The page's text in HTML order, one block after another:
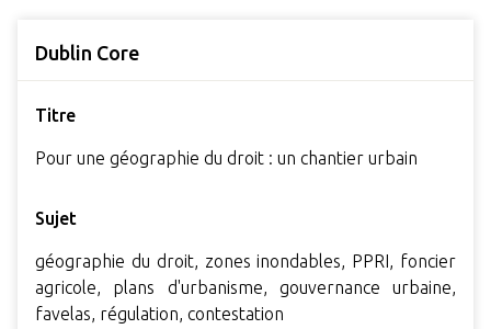
Dublin Core
Titre
Pour une géographie du droit : un chantier urbain
Sujet
géographie du droit, zones inondables, PPRI, foncier
agricole, plans d'urbanisme, gouvernance urbaine,
favelas, régulation, contestation